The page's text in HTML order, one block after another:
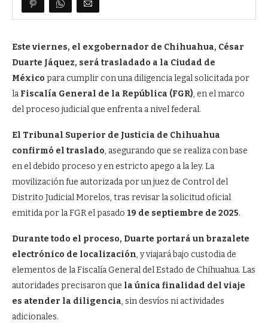
Este viernes, el exgobernador de Chihuahua, César
Duarte Jáquez, será trasladado a la Ciudad de
México para cumplir con una diligencia legal solicitada por
la Fiscalía General de la República (FGR), en el marco
del proceso judicial que enfrenta a nivel federal.
El Tribunal Superior de Justicia de Chihuahua
confirmó el traslado, asegurando que se realiza con base
en el debido proceso y en estricto apego a la ley. La
movilización fue autorizada por un juez de Control del
Distrito Judicial Morelos, tras revisar la solicitud oficial
emitida por la FGR el pasado 19 de septiembre de 2025.
Durante todo el proceso, Duarte portará un brazalete
electrónico de localización, y viajará bajo custodia de
elementos de la Fiscalía General del Estado de Chihuahua. Las
autoridades precisaron que la única finalidad del viaje
es atender la diligencia, sin desvíos ni actividades
adicionales.